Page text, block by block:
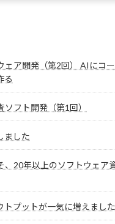
ェア開発（第2回） AIにコ
る
フト開発（第1回）
ました
、20年以上のソフトウェア
トプットが一気に増えました